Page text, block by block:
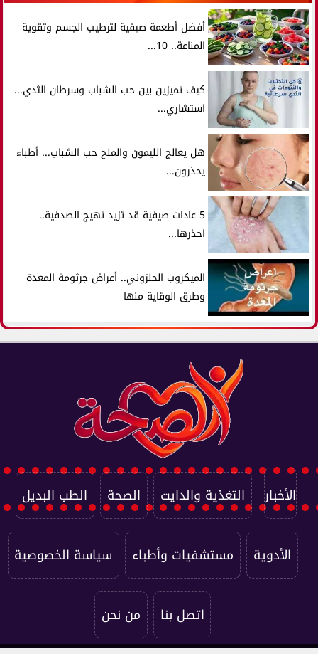
أفضل أطعمة صيفية لترطيب الجسم وتقوية
المناعة.. 10...
كيف تميزين بين حب الشباب وسرطان الثدي...
استشاري...
هل يعالج الليمون والملح حب الشباب... أطباء
يحذرون...
5 عادات صيفية قد تزيد تهيج الصدفية..
احذرها...
الميكروب الحلزوني.. أعراض جرثومة المعدة
وطرق الوقاية منها
الأخبار التغذية والدايت الصحة الطب البديل
الأدوية مستشفيات وأطباء سياسة الخصوصية
اتصل بنا من نحن